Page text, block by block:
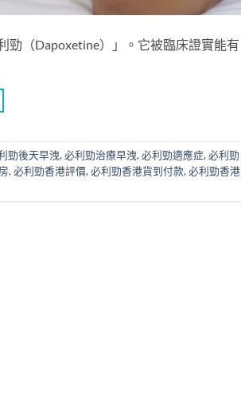
勁（Dapoxetine）」。它被臨床證實能有
勁後天早洩,必利勁治療早洩,必利勁適應症,必利勁
,必利勁香港評價,必利勁香港貨到付款,必利勁香港